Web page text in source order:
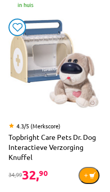
in huis
4.3/5 (Merkscore)
Topbright Care Pets Dr. Dog
Interactieve Verzorging
Knuffel
34,9932,90